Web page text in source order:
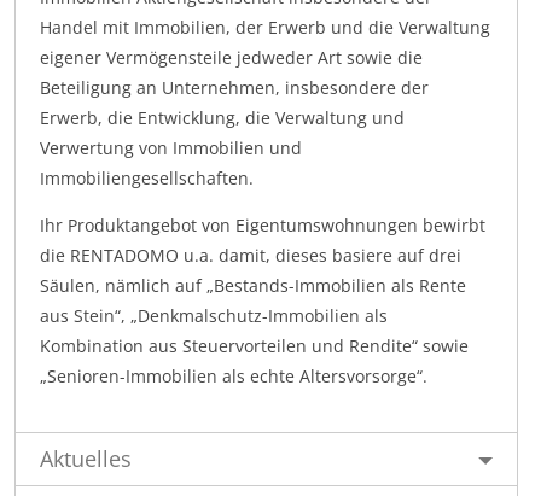
Handel mit Immobilien, der Erwerb und die Verwaltung
eigener Vermögensteile jedweder Art sowie die
Beteiligung an Unternehmen, insbesondere der
Erwerb, die Entwicklung, die Verwaltung und
Verwertung von Immobilien und
Immobiliengesellschaften.
Ihr Produktangebot von Eigentumswohnungen bewirbt
die RENTADOMO u.a. damit, dieses basiere auf drei
Säulen, nämlich auf „Bestands-Immobilien als Rente
aus Stein“, „Denkmalschutz-Immobilien als
Kombination aus Steuervorteilen und Rendite“ sowie
„Senioren-Immobilien als echte Altersvorsorge“.
Aktuelles